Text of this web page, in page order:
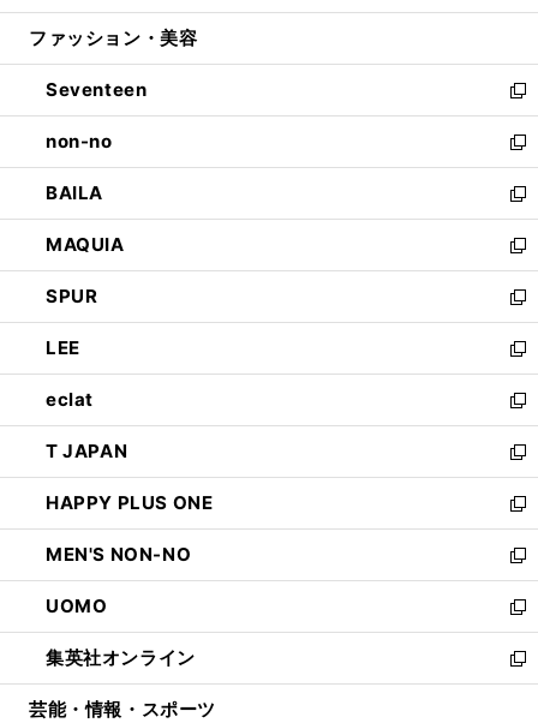
開
ウ
開
く
ン
ウ
で
開
く
ウ
ン
ド
ウ
で
開
く
ファッション・美容
Seventeen
新
し
い
ウ
ィ
ン
ド
ウ
で
開
く
non-no
新
し
い
ウ
ィ
ン
ド
ウ
で
開
く
BAILA
新
し
い
ウ
ィ
ン
ド
ウ
で
開
く
MAQUIA
新
し
い
ウ
ィ
ン
ド
ウ
で
開
く
SPUR
新
し
い
ウ
ィ
ン
ド
ウ
で
開
く
LEE
新
し
い
ウ
ィ
ン
ド
ウ
で
開
く
eclat
新
し
い
ウ
ィ
ン
ド
ウ
で
開
く
T JAPAN
新
し
い
ウ
ィ
ン
ド
ウ
で
開
HAPPY PLUS ONE
新
し
い
ウ
ィ
ン
ド
ウ
MEN'S NON-NO
新
し
い
ウ
ィ
ン
UOMO
新
し
い
ウ
集英社オンライン
新
し
芸能・情報・スポーツ